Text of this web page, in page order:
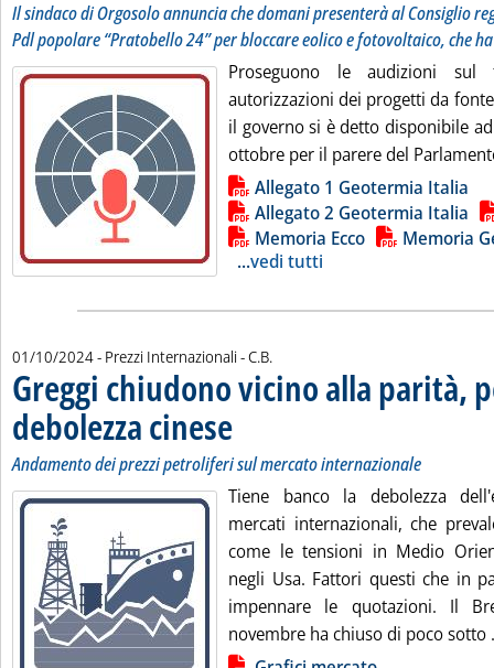
Il sindaco di Orgosolo annuncia che domani presenterà al Consiglio
Pdl popolare “Pratobello 24” per bloccare eolico e fotovoltaico, che
Proseguono le audizioni
autorizzazioni dei progetti da
il governo si è detto disponibile
ottobre per il parere del
Lista allegati PDF alla notiziaAllegato 1 Geotermia Italia
Allegato 2 Geotermia Italia
Memoria Ecco
Memoria
...vedi tutti
01/10/2024- Prezzi Internazionali -di:
C.B.
Greggi chiudono vicino alla parità,
debolezza cinese . Sottotitolo: Andamento dei prezzi petroliferi
. Pubblicata martedì 01 ottobre 2024 alle 13.51.
Andamento dei prezzi petroliferi sul mercato internazionale
Tiene banco la debolezza
mercati internazionali, che
come le tensioni in Medio
negli Usa. Fattori questi che in
impennare le quotazioni. Il
novembre ha chiuso di poco sotto